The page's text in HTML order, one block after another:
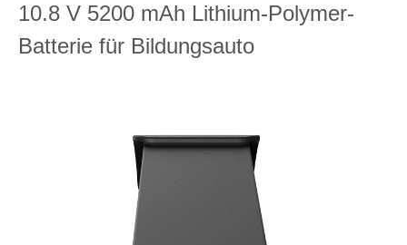
10.8 V 5200 mAh Lithium-Polymer-
Batterie für Bildungsauto